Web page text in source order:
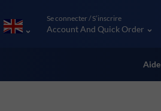
Se connecter / S’inscrire
Account And Quick Order
Aide